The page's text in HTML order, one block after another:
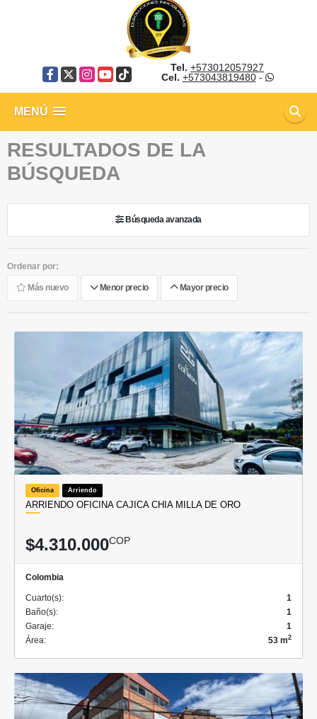
Facebook
X Instagram
YouTube
TikTok
Tel. +573012057927
Cel. +573043819480-
MENÚ
RESULTADOS DE LA
BÚSQUEDA
Búsqueda avanzada
Ordenar por:
Más nuevo Menor precio Mayor precio
Oficina Arriendo
ARRIENDO OFICINA CAJICA CHIA MILLA DE ORO
$4.310.000COP
Colombia
Cuarto(s):
1
Baño(s):
1
Garaje:
1
Área:
53 m2